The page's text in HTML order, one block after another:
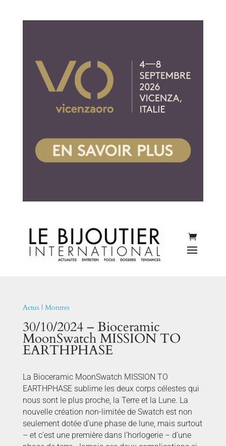
Actus | Montres
30/10/2024 – Bioceramic
MoonSwatch MISSION TO
EARTHPHASE
La Bioceramic MoonSwatch MISSION TO
EARTHPHASE sublime les deux corps célestes qui
nous sont le plus proche, la Terre et la Lune. La
nouvelle création non-limitée de Swatch est non
seulement dotée d’une phase de lune, mais surtout
– et c’est une première dans l’horlogerie – d’une